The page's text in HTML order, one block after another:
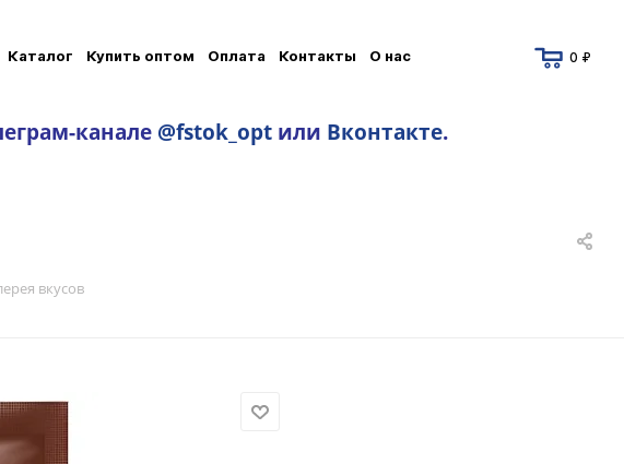
Каталог Купить оптом Оплата Контакты О нас 0 ₽
канале @fstok_opt или Вконтакте.
вкусов